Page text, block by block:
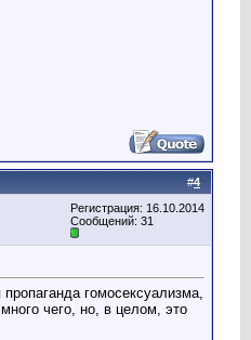
#4
Регистрация: 16.10.2014
Сообщений: 31
гомосексуализма,
чего, но, в целом, это